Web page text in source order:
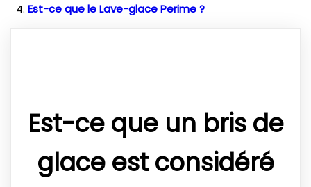
Est-ce que le Lave-glace Perime ?
Est-ce que un bris de
glace est considéré